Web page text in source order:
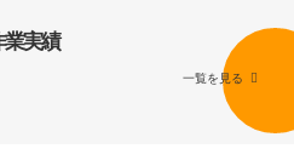
業実績
一覧を見る